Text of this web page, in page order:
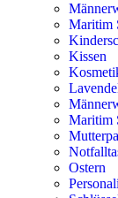
Maritim
Kissen
Maritim
Ostern